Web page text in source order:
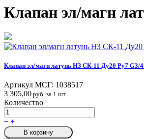
Клапан эл/магн
Клапан эл/магн латунь НЗ СК-11 Ду20 Ру7
Артикул МСГ: 1038517
3 305,00 руб. за 1 шт.
Количество
− +
В корзину